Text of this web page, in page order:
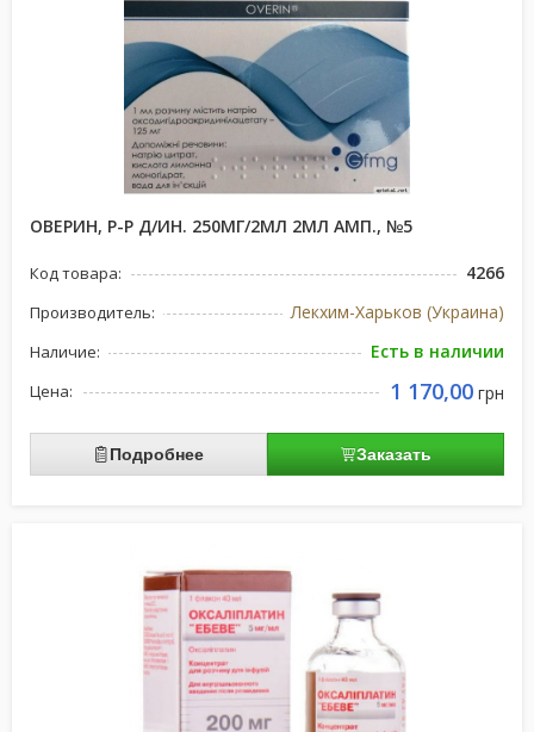
ОВЕРИН, Р-Р Д/ИН. 250МГ/2МЛ 2МЛ АМП., №5
Код товара: 4266
Производитель: Лекхим-Харьков (Украина)
Наличие: Есть в наличии
Цена: 1 170,00 грн
Подробнее Заказать